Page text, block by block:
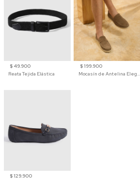
$ 49.900
Reata Tejida Elástica
$ 199.900
Mocasín de Antelina Elegante con Suela de Contraste Para Hombre
$ 129.900